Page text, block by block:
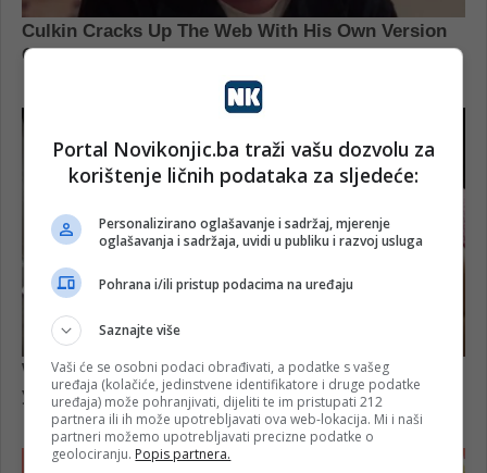
Portal Novikonjic.ba traži vašu dozvolu za
korištenje ličnih podataka za sljedeće:
Personalizirano oglašavanje i sadržaj, mjerenje
oglašavanja i sadržaja, uvidi u publiku i razvoj usluga
Pohrana i/ili pristup podacima na uređaju
Saznajte više
Vaši će se osobni podaci obrađivati, a podatke s vašeg
uređaja (kolačiće, jedinstvene identifikatore i druge podatke
uređaja) može pohranjivati, dijeliti te im pristupati 212
partnera ili ih može upotrebljavati ova web-lokacija. Mi i naši
partneri možemo upotrebljavati precizne podatke o
geolociranju. Popis partnera.